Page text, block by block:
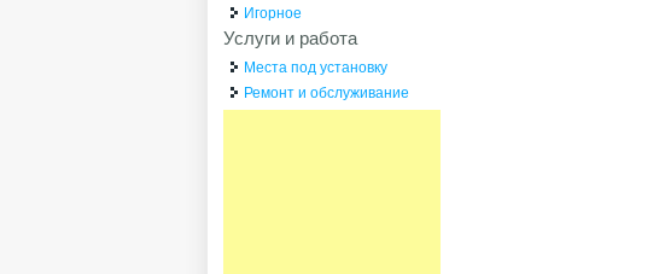
Игорное
Услуги и работа
Места под установку
Ремонт и обслуживание